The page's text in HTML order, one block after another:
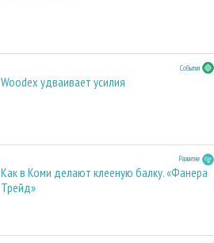
События
Woodex удваивает усилия
Развитие
Как в Коми делают клееную балку. «Фанера
Трейд»